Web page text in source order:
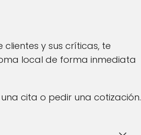
y sus críticas, te
local de forma inmediata
cita o pedir una cotización.